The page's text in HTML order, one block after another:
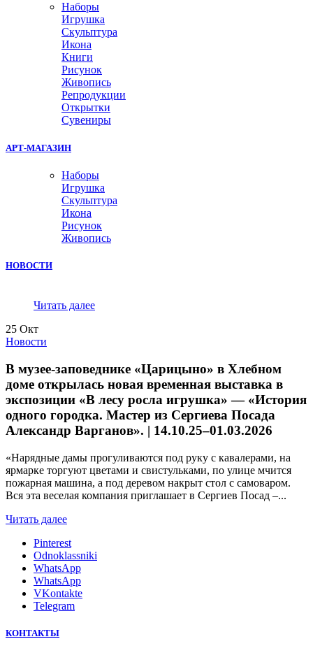
Наборы
Игрушка
Скульптура
Икона
Книги
Рисунок
Живопись
Репродукции
Открытки
Сувениры
АРТ-МАГАЗИН
Наборы
Игрушка
Скульптура
Икона
Рисунок
Живопись
НОВОСТИ
Читать далее
25 Окт
Новости
В музее-заповеднике «Царицыно» в Хлебном
доме открылась новая временная выставка в
экспозиции «В лесу росла игрушка» — «История
одного городка. Мастер из Сергиева Посада
Александр Варганов». | 14.10.25–01.03.2026
«Нарядные дамы прогуливаются под руку с кавалерами, на
ярмарке торгуют цветами и свистульками, по улице мчится
пожарная машина, а под деревом накрыт стол с самоваром.
Вся эта веселая компания приглашает в Сергиев Посад –...
Читать далее
Pinterest
Odnoklassniki
WhatsApp
WhatsApp
VKontakte
Telegram
КОНТАКТЫ